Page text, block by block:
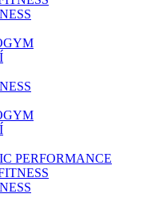
PERFORMANCE